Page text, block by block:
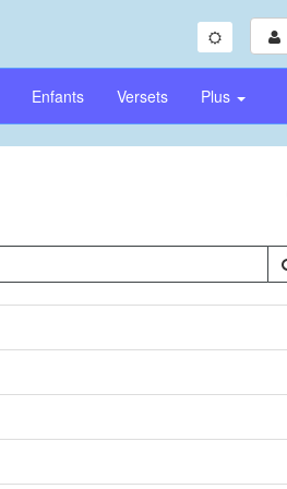
Enfants Versets Plus